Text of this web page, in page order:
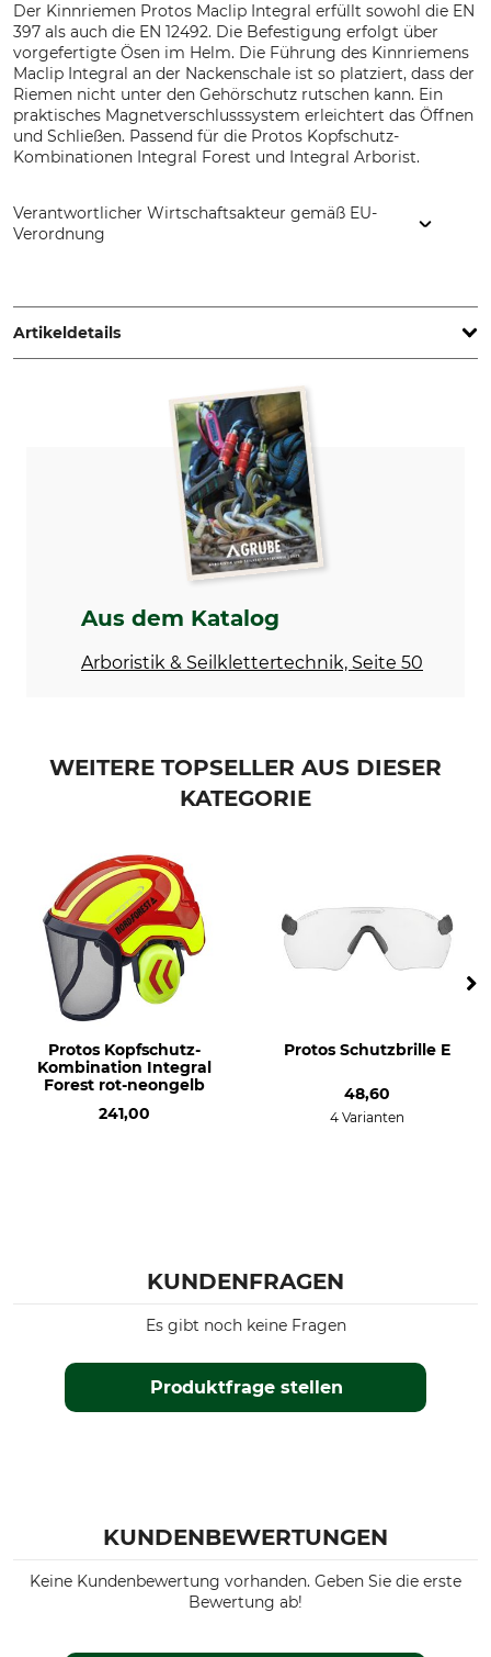
Der Kinnriemen Protos Maclip Integral erfüllt sowohl die EN
397 als auch die EN 12492. Die Befestigung erfolgt über
vorgefertigte Ösen im Helm. Die Führung des Kinnriemens
Maclip Integral an der Nackenschale ist so platziert, dass der
Riemen nicht unter den Gehörschutz rutschen kann. Ein
praktisches Magnetverschlusssystem erleichtert das Öffnen
und Schließen. Passend für die Protos Kopfschutz-
Kombinationen Integral Forest und Integral Arborist.
Verantwortlicher Wirtschaftsakteur gemäß EU-
Verordnung
www.protos.at
Artikeldetails
Produkttyp
Kinnriemen
Herstellung
Made in Austria
Aus dem Katalog
Arboristik & Seilklettertechnik, Seite 50
WEITERE TOPSELLER AUS DIESER
KATEGORIE
Protos Kopfschutz-
Kombination Integral
Forest rot-neongelb
241,00
Protos Schutzbrille E
48,60
4 Varianten
KUNDENFRAGEN
Produktfrage stellen
Es gibt noch keine Fragen
KUNDENBEWERTUNGEN
Keine Kundenbewertung vorhanden. Geben Sie die erste
Bewertung ab!